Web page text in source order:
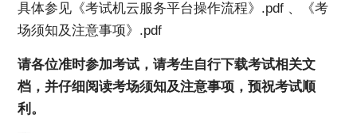
具体参见《考试机云服务平台操作流程》.pdf 、《考
场须知及注意事项》.pdf
请各位准时参加考试，请考生自行下载考试相关文
档，并仔细阅读考场须知及注意事项，预祝考试顺
利。